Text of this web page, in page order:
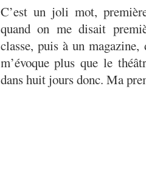
C’est un joli mot,
quand on me disait
classe, puis à un
m’évoque plus que le
dans huit jours donc. Ma